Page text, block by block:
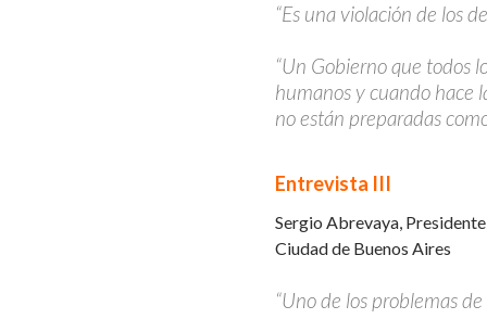
“Es una violación de los
“Un Gobierno que todos
humanos y cuando hace
no están preparadas
Entrevista III
Sergio Abrevaya,
Ciudad de Buenos Aires
“Uno de los problemas